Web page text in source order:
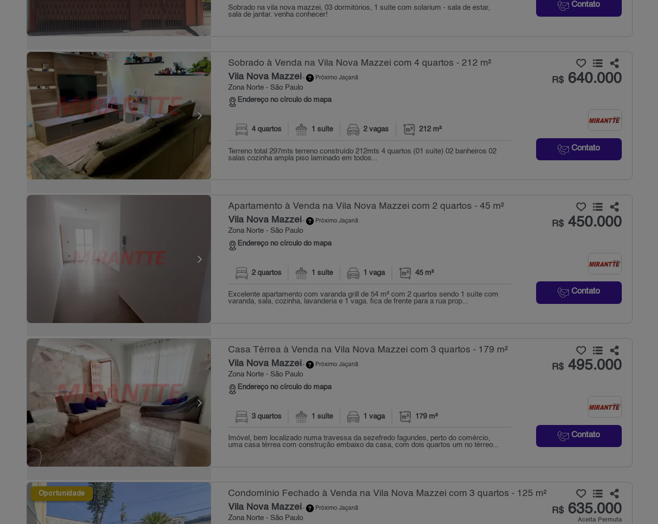
Contato
Sobrado na vila nova mazzei, 03 dormitórios, 1 suíte com solarium - sala de estar,
sala de jantar. venha conhecer!
Sobrado à Venda na Vila Nova Mazzei com 4 quartos - 212 m²
Vila Nova Mazzei- Próximo Jaçanã
Zona Norte - São Paulo
Endereço no círculo do mapa
R$640.000
Contato
4 quartos 1 suíte 2 vagas 212 m²
Terreno total 297mts terreno construído 212mts 4 quartos (01 suíte) 02 banheiros 02
salas cozinha ampla piso laminado em todos...
Apartamento à Venda na Vila Nova Mazzei com 2 quartos - 45 m²
Vila Nova Mazzei - Próximo Jaçanã
Zona Norte - São Paulo
Endereço no círculo do mapa
R$450.000
Contato
2 quartos 1 suíte 1 vaga 45 m²
Excelente apartamento com varanda grill de 54 m² com 2 quartos sendo 1 suíte com
varanda, sala, cozinha, lavanderia e 1 vaga. fica de frente para a rua prop...
Casa Térrea à Venda na Vila Nova Mazzei com 3 quartos - 179 m²
Vila Nova Mazzei- Próximo Jaçanã
Zona Norte - São Paulo
Endereço no círculo do mapa
R$495.000
Contato
3 quartos 1 suíte 1 vaga 179 m²
Imóvel, bem localizado numa travessa da sezefredo fagundes, perto do comércio,
uma casa térrea com construção embaixo da casa, com dois quartos um no térreo...
Oportunidade Condomínio Fechado à Venda na Vila Nova Mazzei com 3 quartos - 125 m²
Vila Nova Mazzei- Próximo Jaçanã
Zona Norte - São Paulo
R$635.000
Aceita Permuta